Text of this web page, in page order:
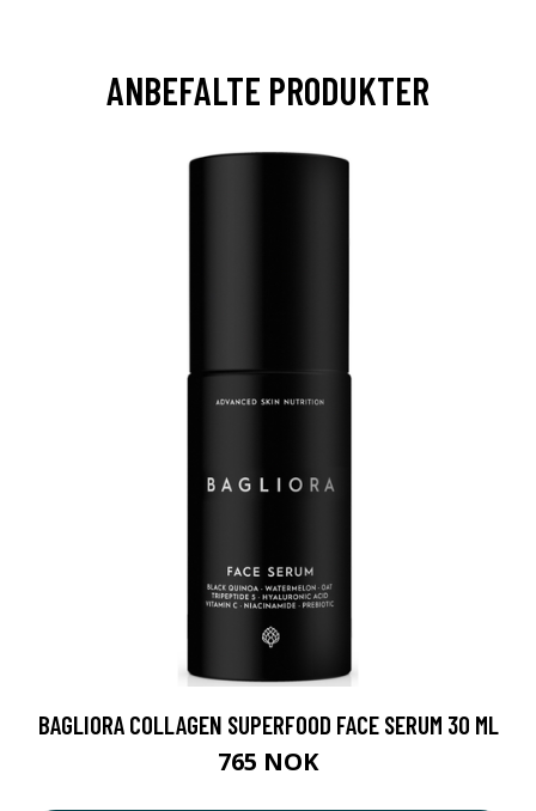
ANBEFALTE PRODUKTER
BAGLIORA COLLAGEN SUPERFOOD FACE SERUM 30 ML
765 NOK